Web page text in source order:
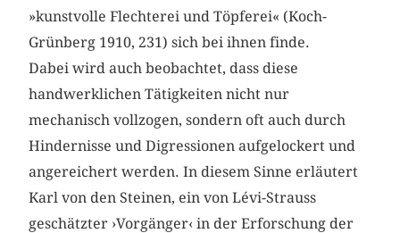
»kunstvolle Flechterei und Töpferei« (Koch-
Grünberg 1910, 231) sich bei ihnen finde.
Dabei wird auch beobachtet, dass diese
handwerklichen Tätigkeiten nicht nur
mechanisch vollzogen, sondern oft auch durch
Hindernisse und Digressionen aufgelockert und
angereichert werden. In diesem Sinne erläutert
Karl von den Steinen, ein von Lévi-Strauss
geschätzter ›Vorgänger‹ in der Erforschung der